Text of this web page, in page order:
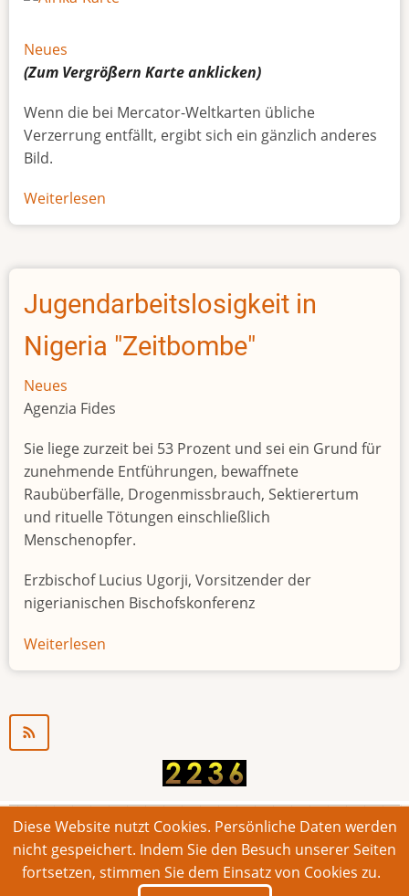
Neues
(Zum Vergrößern Karteanklicken)
Wenn die bei Mercator-Weltkarten übliche
Verzerrung entfällt, ergibt sich ein gänzlich anderes
Bild.
Weiterlesen
Afrikas
Größe
Jugendarbeitslosigkeit in
Nigeria "Zeitbombe"
Neues
Agenzia Fides
Sie liege zurzeit bei 53 Prozent und sei ein Grund für
zunehmende Entführungen, bewaffnete
Raubüberfälle, Drogenmissbrauch, Sektierertum
und rituelle Tötungen einschließlich
Menschenopfer.
Erzbischof Lucius Ugorji, Vorsitzender der
nigerianischen Bischofskonferenz
Weiterlesen
Jugendarbeitslosigkeit
© 2026 Bonner Aufruf. Alle Rechte vorbehalten.
Footer
Impressum Kontakt Intern
Diese Website nutzt Cookies. Persönliche Daten werden
nicht gespeichert. Indem Sie den Besuch unserer Seiten
fortsetzen, stimmen Sie dem Einsatz von Cookies zu.